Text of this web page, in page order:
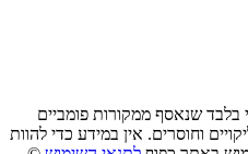
בלבד שנאסף ממקורות פומביים
וחוסרים. אין במידע כדי להוות